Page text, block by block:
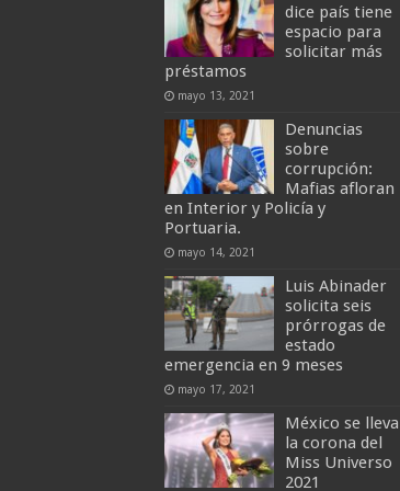
dice país tiene
espacio para
solicitar más
préstamos
mayo 13, 2021
Denuncias
sobre
corrupción:
Mafias afloran
en Interior y Policía y
Portuaria.
mayo 14, 2021
Luis Abinader
solicita seis
prórrogas de
estado
emergencia en 9 meses
mayo 17, 2021
México se lleva
la corona del
Miss Universo
2021